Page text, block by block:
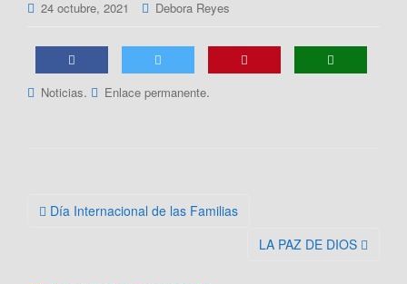
24 octubre, 2021 Debora Reyes
Noticias. Enlace permanente.
Navegación
Día Internacional de las Familias
LA PAZ DE DIOS